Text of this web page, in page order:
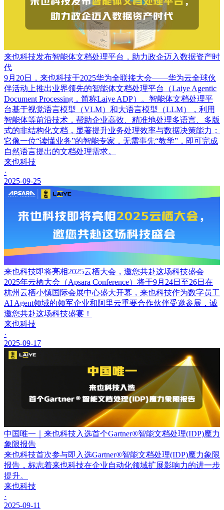
来也科技发布智能体文档处理平台，助力政企迈入数据资产时
代
9月20日，来也科技于2025华为全联接大会——华为云全球伙
伴活动上推出业界领先的智能体文档处理平台（Laiye Agentic
Document Processing，简称Laiye ADP）。智能体文档处理平
台基于视觉语言模型（VLM）和大语言模型（LLM），利用
智能体等前沿技术，帮助企业高效、精准地处理多语言、多版
式的非结构化文档，显著提升业务处理效率与数据决策能力；
它像一位“读懂业务”的智能专家，无需事先“教学”，即可完成
自然语言提出的文档处理需求。
来也科技
·
2025-09-25
来也科技即将亮相2025云栖大会，邀您共赴这场科技盛会
2025年云栖大会（Apsara Conference）将于9月24日至26日在
杭州云栖小镇国际会展中心盛大开幕，来也科技作为数字员工
AI Agent领域的领军企业和阿里云重要合作伙伴受邀参展，诚
邀您共赴这场科技盛宴！
来也科技
·
2025-09-17
中国唯一｜来也科技入选首个Gartner®智能文档处理(IDP)魔力
象限报告
来也科技首次参与即入选Gartner®智能文档处理(IDP)魔力象限
报告，标志着来也科技在企业自动化领域扩展影响力的进一步
提升。
来也科技
·
2025-09-11